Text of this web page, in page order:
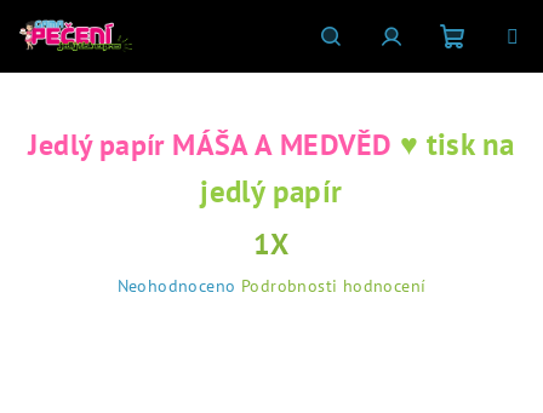
HledatPřihlášeníNákupní
košík
Jedlý papír MÁŠA A MEDVĚD ♥ tisk na
jedlý papír
1X
Neohodnoceno Podrobnosti hodnocení